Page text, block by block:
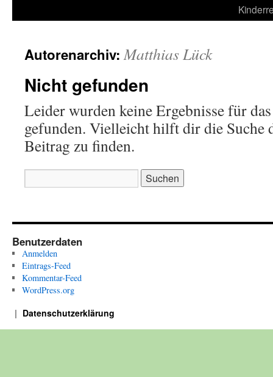
Autorenarchiv:Matthias Lück
Nicht gefunden
Leider wurden keine Ergebnisse für
gefunden. Vielleicht hilft dir die Suche
Beitrag zu finden.
nach:
Benutzerdaten
Anmelden
Eintrags-Feed
Kommentar-Feed
WordPress.org
Datenschutzerklärung